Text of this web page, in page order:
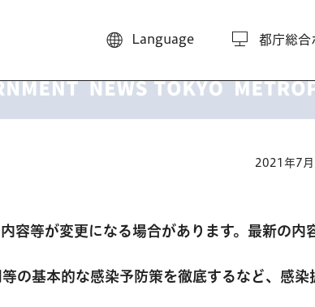
Language 都庁総合
2021年7
容等が変更になる場合があります。最新の内
の基本的な感染予防策を徹底するなど、感染